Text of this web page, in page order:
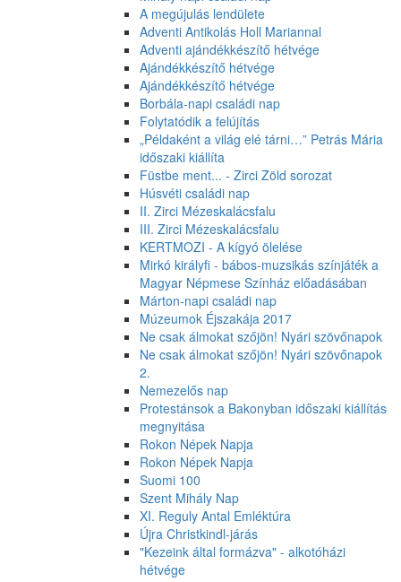
A megújulás lendülete
Adventi Antikolás Holl Mariannal
Adventi ajándékkészítő hétvége
Ajándékkészítő hétvége
Ajándékkészítő hétvége
Borbála-napi családi nap
Folytatódik a felújítás
„Példaként a világ elé tárni…” Petrás Mária
időszaki kiállíta
Füstbe ment... - Zirci Zöld sorozat
Húsvéti családi nap
II. Zirci Mézeskalácsfalu
III. Zirci Mézeskalácsfalu
KERTMOZI - A kígyó ölelése
Mirkó királyfi - bábos-muzsikás színjáték a
Magyar Népmese Színház előadásában
Márton-napi családi nap
Múzeumok Éjszakája 2017
Ne csak álmokat szőjön! Nyári szövőnapok
Ne csak álmokat szőjön! Nyári szövőnapok
2.
Nemezelős nap
Protestánsok a Bakonyban időszaki kiállítás
megnyitása
Rokon Népek Napja
Rokon Népek Napja
Suomi 100
Szent Mihály Nap
XI. Reguly Antal Emléktúra
Újra Christkindl-járás
"Kezeink által formázva" - alkotóházi
hétvége